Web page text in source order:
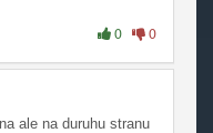
0 0
ale na duruhu stranu